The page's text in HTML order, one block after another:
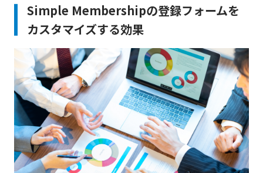
Simple Membershipの登録フォームを
カスタマイズする効果